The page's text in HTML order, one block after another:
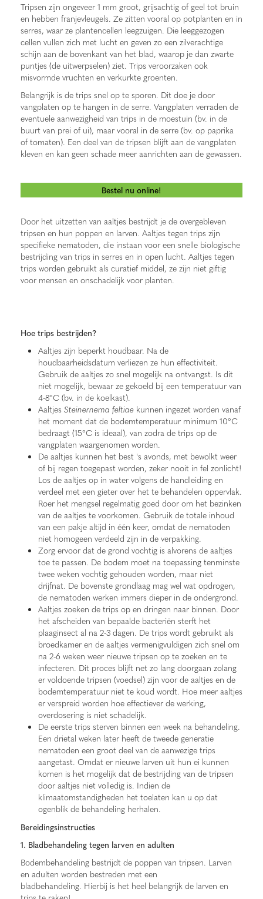
Tripsen zijn ongeveer 1 mm groot, grijsachtig of geel tot bruin
en hebben franjevleugels. Ze zitten vooral op potplanten en in
serres, waar ze plantencellen leegzuigen. Die leeggezogen
cellen vullen zich met lucht en geven zo een zilverachtige
schijn aan de bovenkant van het blad, waarop je dan zwarte
puntjes (de uitwerpselen) ziet. Trips veroorzaken ook
misvormde vruchten en verkurkte groenten.
Belangrijk is de trips snel op te sporen. Dit doe je door
vangplaten op te hangen in de serre. Vangplaten verraden de
eventuele aanwezigheid van trips in de moestuin (bv. in de
buurt van prei of ui), maar vooral in de serre (bv. op paprika
of tomaten). Een deel van de tripsen blijft aan de vangplaten
kleven en kan geen schade meer aanrichten aan de gewassen.
Bestel nu online!
Door het uitzetten van aaltjes bestrijdt je de overgebleven
tripsen en hun poppen en larven. Aaltjes tegen trips zijn
specifieke nematoden, die instaan voor een snelle biologische
bestrijding van trips in serres en in open lucht. Aaltjes tegen
trips worden gebruikt als curatief middel, ze zijn niet giftig
voor mensen en onschadelijk voor planten.
Hoe trips bestrijden?
Aaltjes zijn beperkt houdbaar. Na de
houdbaarheidsdatum verliezen ze hun effectiviteit.
Gebruik de aaltjes zo snel mogelijk na ontvangst. Is dit
niet mogelijk, bewaar ze gekoeld bij een temperatuur van
4-8°C (bv. in de koelkast).
Aaltjes Steinernema feltiae kunnen ingezet worden vanaf
het moment dat de bodemtemperatuur minimum 10°C
bedraagt (15°C is ideaal), van zodra de trips op de
vangplaten waargenomen worden.
De aaltjes kunnen het best 's avonds, met bewolkt weer
of bij regen toegepast worden, zeker nooit in fel zonlicht!
Los de aaltjes op in water volgens de handleiding en
verdeel met een gieter over het te behandelen oppervlak.
Roer het mengsel regelmatig goed door om het bezinken
van de aaltjes te voorkomen. Gebruik de totale inhoud
van een pakje altijd in één keer, omdat de nematoden
niet homogeen verdeeld zijn in de verpakking.
Zorg ervoor dat de grond vochtig is alvorens de aaltjes
toe te passen. De bodem moet na toepassing tenminste
twee weken vochtig gehouden worden, maar niet
drijfnat. De bovenste grondlaag mag wel wat opdrogen,
de nematoden werken immers dieper in de ondergrond.
Aaltjes zoeken de trips op en dringen naar binnen. Door
het afscheiden van bepaalde bacteriën sterft het
plaaginsect al na 2-3 dagen. De trips wordt gebruikt als
broedkamer en de aaltjes vermenigvuldigen zich snel om
na 2-6 weken weer nieuwe tripsen op te zoeken en te
infecteren. Dit proces blijft net zo lang doorgaan zolang
er voldoende tripsen (voedsel) zijn voor de aaltjes en de
bodemtemperatuur niet te koud wordt. Hoe meer aaltjes
er verspreid worden hoe effectiever de werking,
overdosering is niet schadelijk.
De eerste trips sterven binnen een week na behandeling.
Een drietal weken later heeft de tweede generatie
nematoden een groot deel van de aanwezige trips
aangetast. Omdat er nieuwe larven uit hun ei kunnen
komen is het mogelijk dat de bestrijding van de tripsen
door aaltjes niet volledig is. Indien de
klimaatomstandigheden het toelaten kan u op dat
ogenblik de behandeling herhalen.
Bereidingsinstructies
1. Bladbehandeling tegen larven en adulten
Bodembehandeling bestrijdt de poppen van tripsen. Larven
en adulten worden bestreden met een
bladbehandeling. Hierbij is het heel belangrijk de larven en